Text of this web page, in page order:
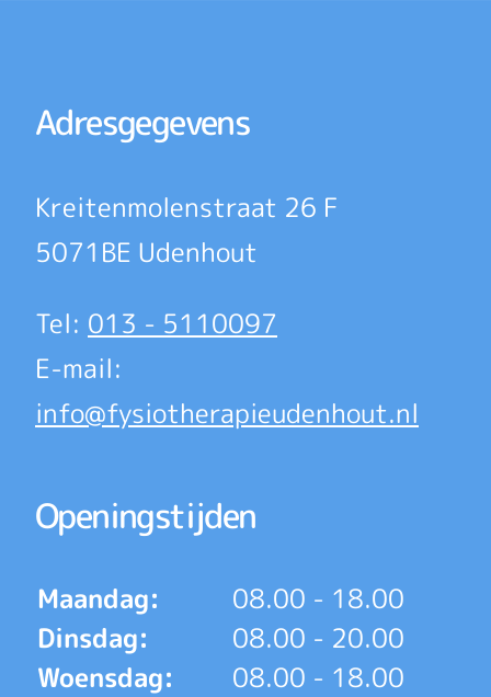
Adresgegevens
Kreitenmolenstraat 26 F
5071BE Udenhout
Tel: 013 - 5110097
E-mail:
info@fysiotherapieudenhout.nl
Openingstijden
Maandag:
08.00 - 18.00
Dinsdag:
08.00 - 20.00
Woensdag:
08.00 - 18.00